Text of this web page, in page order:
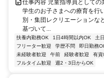
仕事内容 児童指導員として
学生のお子さまへの療育を行
別・集団レクリエーションな
基づいて...
扶養内勤務OK 1日4時間以内OK 土
フリーター歓迎
学歴不問 即日勤務
未経験者歓迎
午前 経験者歓迎 有資
フルタイム歓迎
週2・3日からOK